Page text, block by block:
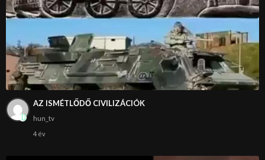
AZ ISMÉTLŐDŐ CIVILIZÁCIÓK
hun_tv
4 év